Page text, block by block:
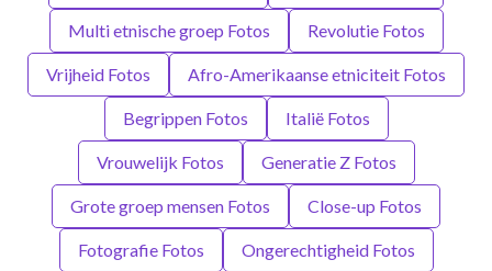
Multi etnische groep Fotos Revolutie Fotos
Vrijheid Fotos Afro-Amerikaanse etniciteit Fotos
Begrippen Fotos Italië Fotos
Vrouwelijk Fotos Generatie Z Fotos
Grote groep mensen Fotos Close-up Fotos
Fotografie Fotos Ongerechtigheid Fotos